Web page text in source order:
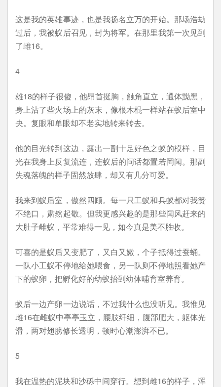
这是我的英雄事迹，也是我扬名立万的开始。那场浩劫
过后，我被蚁后召见，封为将军。在那里我第一次见到
了雌16。
4
雄18的样子很傻，他昂首挺胸，触角直立，通体黝黑，
身上沾了些火场上的灰末，像根木棍一样站在蚁后室中
央。复眼和单眼却不老实地转来转去。
他的目光转到这边，露出一副十足好色之蚁的模样，目
光在我身上反复流连，连蚁后的问话都置若罔闻。那副
失魂落魄的样子固然放肆，却又有几分可爱。
我来到蚁后室，傲然四顾。每一只工蚁和兵蚁都对我赞
不绝口，肃然起敬。但我更感兴趣的是那些闻风赶来的
大肚子雌蚁，平常难得一见，如今真是美不胜收。
可喜的是蚁后又变肥了，又白又嫩，个子抵得过蚕蛹。
一队小工蚁不停地给她喂食，另一队则不停地照看她产
下的蚁卵，把孵化好的幼蚁抬到幼体哺育室养育。
蚁后一边产卵一边说话，不过我什么也没听见。我惟见
雌16在雌蚁中亭亭玉立，腰肢纤细，腹部肥大，躯体光
滑，两对翅膀修长透明，顿时心潮澎湃不已。
5
我在温热的泥块和沙砾中间穿行。想到雌16的样子，浑